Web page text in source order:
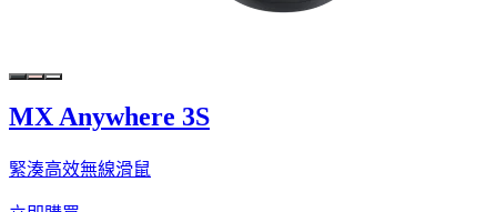
MX Anywhere 3S
緊湊高效無線滑鼠